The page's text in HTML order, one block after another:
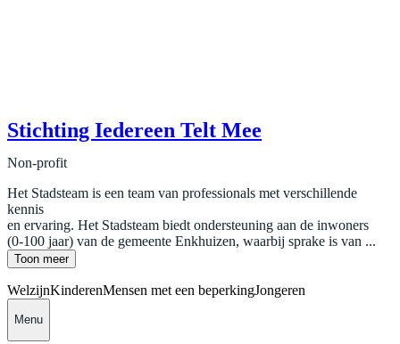
Stichting Iedereen Telt Mee
Non-profit
Het Stadsteam is een team van professionals met verschillende
kennis
en ervaring. Het Stadsteam biedt ondersteuning aan de inwoners
(0-100 jaar) van de gemeente Enkhuizen, waarbij sprake is van ...
Toon meer
WelzijnKinderenMensen met een beperkingJongeren
Menu